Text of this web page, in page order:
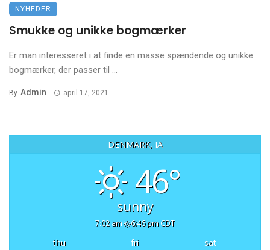
NYHEDER
Smukke og unikke bogmærker
Er man interesseret i at finde en masse spændende og unikke
bogmærker, der passer til ...
By Admin april 17, 2021
DENMARK, IA
46°
sunny
7:02 am 6:46 pm CDT
thu fri
sat